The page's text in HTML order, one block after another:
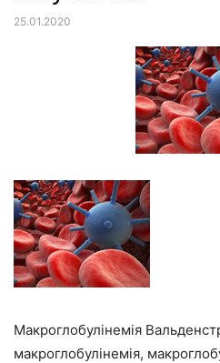
25.01.2020
Макроглобулінемія
макроглобулінемія,